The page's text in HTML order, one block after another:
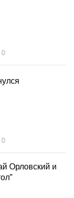
0
0
Орловский и